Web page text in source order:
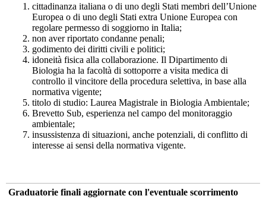
cittadinanza italiana o di uno degli Stati membri dell’Unione
Europea o di uno degli Stati extra Unione Europea con
regolare permesso di soggiorno in Italia;
non aver riportato condanne penali;
godimento dei diritti civili e politici;
idoneità fisica alla collaborazione. Il Dipartimento di
Biologia ha la facoltà di sottoporre a visita medica di
controllo il vincitore della procedura selettiva, in base alla
normativa vigente;
titolo di studio: Laurea Magistrale in Biologia Ambientale;
Brevetto Sub, esperienza nel campo del monitoraggio
ambientale;
insussistenza di situazioni, anche potenziali, di conflitto di
interesse ai sensi della normativa vigente.
Graduatorie finali aggiornate con l'eventuale scorrimento